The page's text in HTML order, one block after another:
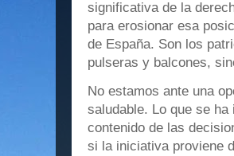
significativa de la
para erosionar esa
de España. Son los
pulseras y balcones,
No estamos ante una
saludable. Lo que se
contenido de las
si la iniciativa proviene